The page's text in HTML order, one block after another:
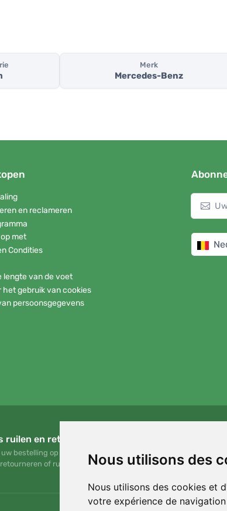
Nous utilisons des
Nous utilisons des cookies et
votre expérience de
Merk
Mercedes-Benz
en reclameren
met
Condities
lengte van de voet
het gebruik van cookies
persoonsgegevens
ruilen en retourneren
bestelling op elk gewenst moment binnen 90
of ruilen